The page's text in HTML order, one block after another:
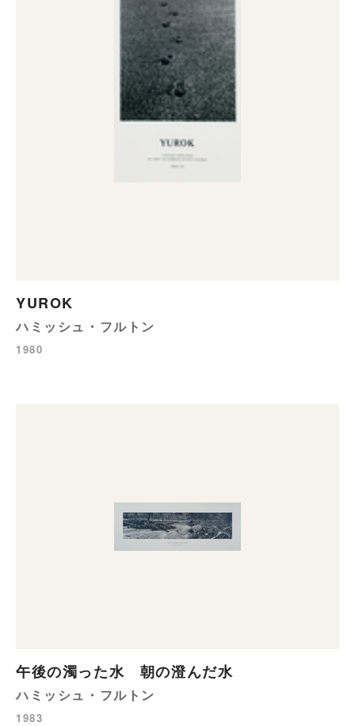
YUROK
ハミッシュ・フルトン
1980
午後の濁った水 朝の澄んだ水
ハミッシュ・フルトン
1983